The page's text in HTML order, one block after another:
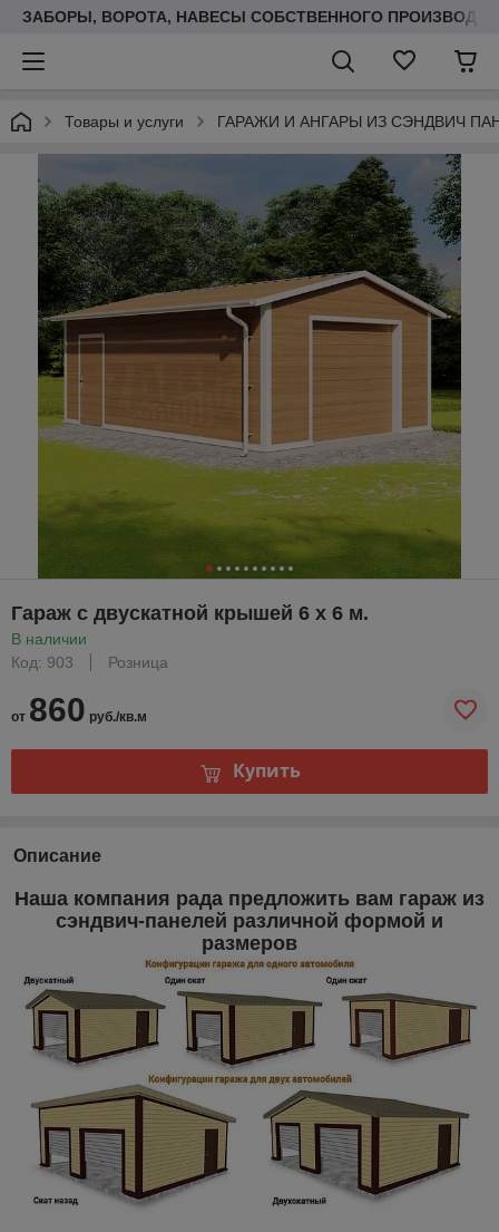
ЗАБОРЫ, ВОРОТА, НАВЕСЫ СОБСТВЕННОГО
Товары и услуги ГАРАЖИ И АНГАРЫ ИЗ СЭНДВИЧ
Гараж с двускатной крышей 6 х 6 м.
В наличии
Код: 903
Розница
от 860 руб./кв.м
Купить
Описание
Наша компания рада предложить вам гараж из
сэндвич-панелей различной формой и
размеров